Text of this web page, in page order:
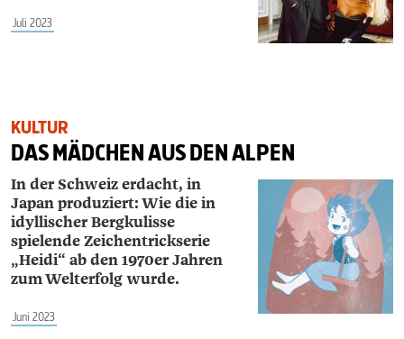
Juli 2023
KULTUR
DAS MÄDCHEN AUS DEN ALPEN
In der Schweiz erdacht, in
Japan produziert: Wie die in
idyllischer Bergkulisse
spielende Zeichentrickserie
„Heidi“ ab den 1970er Jahren
zum Welterfolg wurde.
Juni 2023